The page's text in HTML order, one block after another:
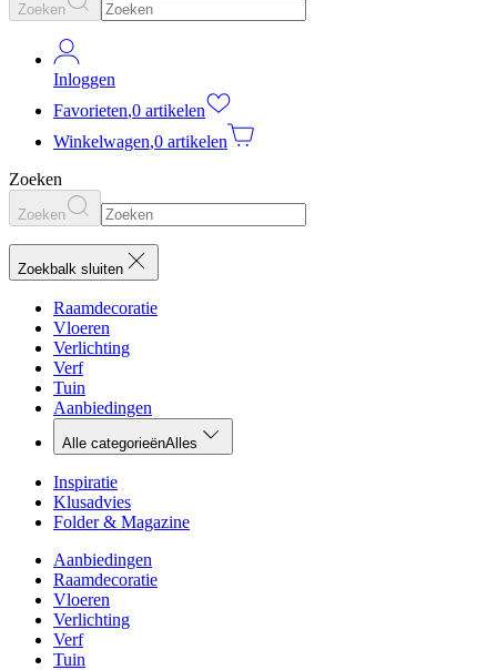
Zoeken
Inloggen
Favorieten,0 artikelen
Winkelwagen,0 artikelen
Zoeken
Zoeken
Zoekbalk sluiten
Raamdecoratie
Vloeren
Verlichting
Verf
Tuin
Aanbiedingen
Alle categorieënAlles
Inspiratie
Klusadvies
Folder & Magazine
Aanbiedingen
Raamdecoratie
Vloeren
Verlichting
Verf
Tuin